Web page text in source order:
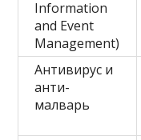
Information
and Event
Management)
Антивирус и
анти-
малварь